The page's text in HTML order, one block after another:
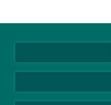
85748 Garching, Germany